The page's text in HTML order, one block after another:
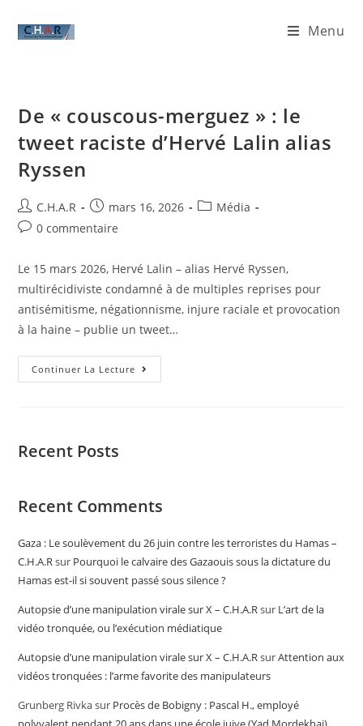
Menu
De « couscous-merguez » : le
tweet raciste d’Hervé Lalin alias
Ryssen
C.H.A.R mars 16, 2026
Média
0 commentaire
Le 15 mars 2026, Hervé Lalin – alias Hervé Ryssen,
multirécidiviste condamné à de multiples reprises pour
antisémitisme, négationnisme, injure raciale et provocation
à la haine – publie un tweet…
Continuer La Lecture
Recent Posts
Recent Comments
Gaza : Le soulèvement du 26 juin contre les terroristes du Hamas –
C.H.A.Rsur Pourquoi le calvaire des Gazaouis sous la dictature du
Hamas est-il si souvent passé sous silence ?
Autopsie d’une manipulation virale sur X – C.H.A.Rsur L’art de la
vidéo tronquée, ou l’exécution médiatique
Autopsie d’une manipulation virale sur X – C.H.A.RsurAttention aux
vidéos tronquées : l’arme favorite des manipulateurs
Grunberg Rivkasur Procès de Bobigny : Pascal H., employé